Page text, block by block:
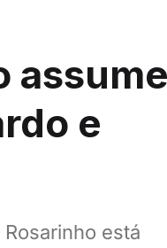
assume
e
Rosarinho está